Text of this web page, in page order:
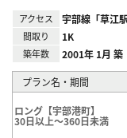
アクセス 宇部線「草江駅
間取り 1K
築年数 2001年 1月 築
プラン名・期間
ロング【宇部港町】
30日以上～360日未満